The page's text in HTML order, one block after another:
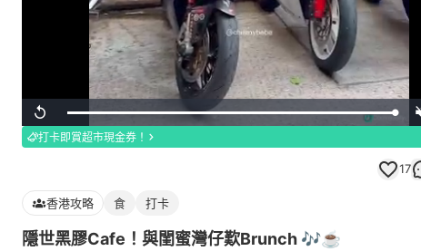
Replay Loaded:
100.00%
打卡即賞超市現金券！
17
香港攻略 食 打卡
隱世黑膠Cafe！與閨蜜灣仔歎Brunch 🎶☕️